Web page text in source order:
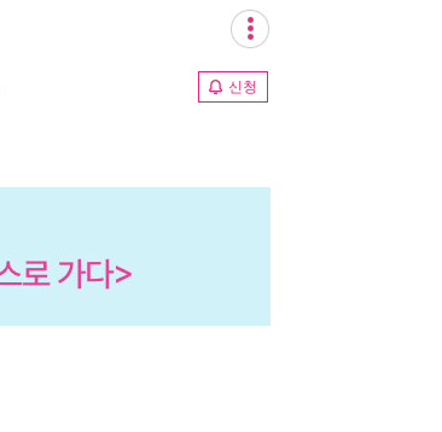
신청